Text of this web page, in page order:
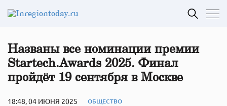
Названы все номинации премии
Startech.Awards 2025. Финал
пройдёт 19 сентября в Москве
18:48, 04 ИЮНЯ 2025 ОБЩЕСТВО